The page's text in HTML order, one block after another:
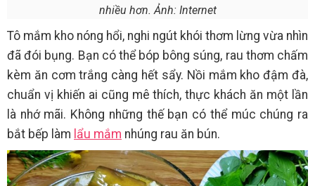
nhiều hơn. Ảnh: Internet
Tô mắm kho nóng hổi, nghi ngút khói thơm lừng vừa nhìn
đã đói bụng. Bạn có thể bóp bông súng, rau thơm chấm
kèm ăn cơm trắng càng hết sẩy. Nồi mắm kho đậm đà,
chuẩn vị khiến ai cũng mê thích, thực khách ăn một lần
là nhớ mãi. Không những thế bạn có thể múc chúng ra
bắt bếp làm lẩu mắm nhúng rau ăn bún.